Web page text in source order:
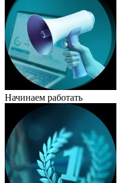
Начинаем работать